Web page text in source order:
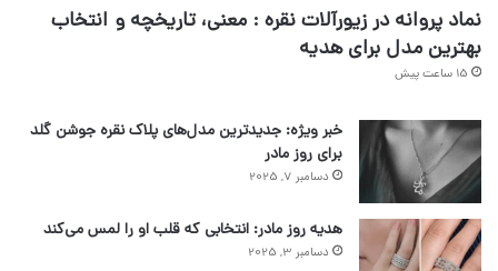
نماد پروانه در زیورآلات نقره : معنی، تاریخچه و انتخاب
بهترین مدل برای هدیه
15 ساعت پیش
خبر ویژه: جدیدترین مدل‌های پلاک نقره جوشن گلد
برای روز مادر
دسامبر 7, 2025
هدیه روز مادر: انتخابی که قلب او را لمس می‌کند
دسامبر 3, 2025